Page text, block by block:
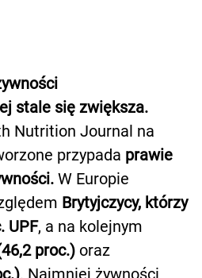
stale się zwiększa.
Nutrition Journal na
przypada prawie
W Europie
Brytyjczycy, którzy
UPF, a na kolejnym
proc.) oraz